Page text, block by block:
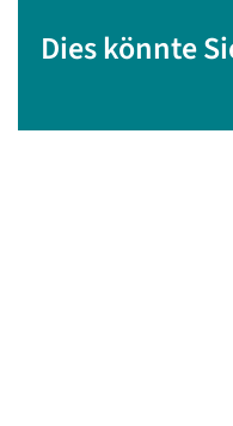
Dies könnte